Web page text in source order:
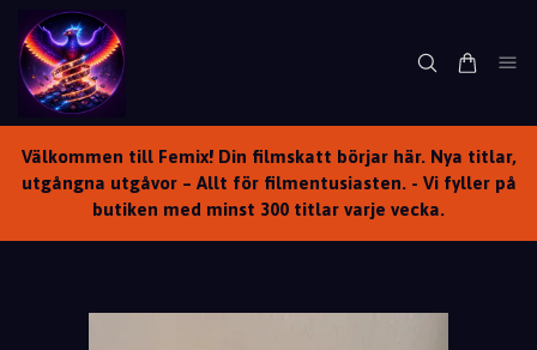
Välkommen till Femix! Din filmskatt börjar här. Nya titlar,
utgångna utgåvor – Allt för filmentusiasten. - Vi fyller på
butiken med minst 300 titlar varje vecka.